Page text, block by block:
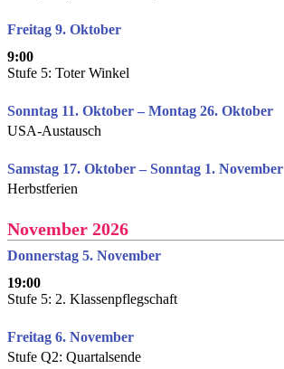
Freitag 9. Oktober
9:00
Stufe 5: Toter Winkel
Sonntag 11. Oktober – Montag 26. Oktober
USA-Austausch
Samstag 17. Oktober – Sonntag 1. November
Herbstferien
November 2026
Donnerstag 5. November
19:00
Stufe 5: 2. Klassenpflegschaft
Freitag 6. November
Stufe Q2: Quartalsende